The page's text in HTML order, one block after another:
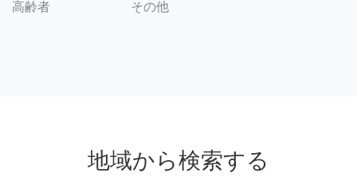
高齢者 その他
地域から検索する